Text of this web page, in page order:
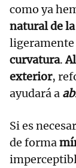
como ya
natural de
curvatura.
exterior,
ayudará a
Si es
de forma